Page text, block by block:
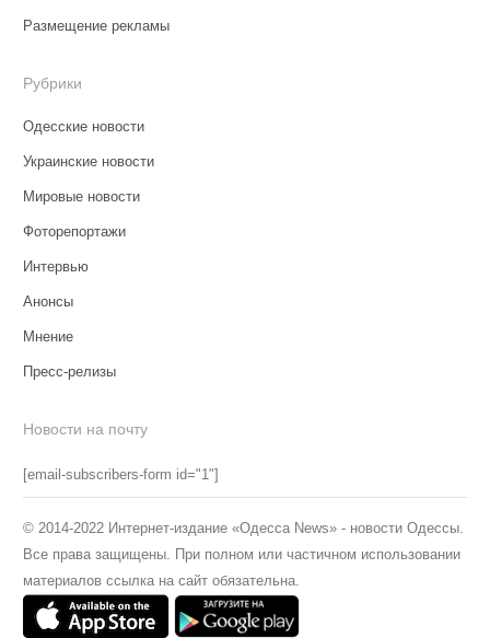
Размещение рекламы
Рубрики
Одесские новости
Украинские новости
Мировые новости
Фоторепортажи
Интервью
Анонсы
Мнение
Пресс-релизы
Новости на почту
[email-subscribers-form id="1"]
© 2014-2022 Интернет-издание «Одесса News» - новости Одессы.
Все права защищены. При полном или частичном использовании
материалов ссылка на сайт обязательна.